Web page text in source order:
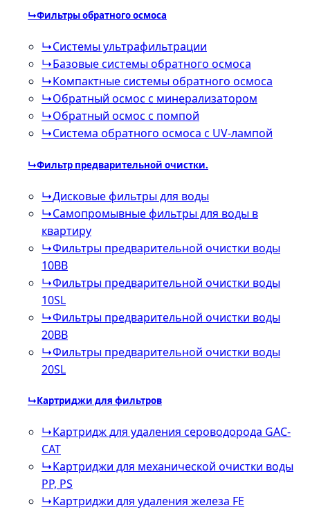
↳Фильтры обратного осмоса
↳Cистемы ультрафильтрации
↳Базовые системы обратного осмоса
↳Компактные системы обратного осмоса
↳Обратный осмос с минерализатором
↳Обратный осмос с помпой
↳Система обратного осмоса с UV-лампой
↳Фильтр предварительной очистки.
↳Дисковые фильтры для воды
↳Самопромывные фильтры для воды в
квартиру
↳Фильтры предварительной очистки воды
10BB
↳Фильтры предварительной очистки воды
10SL
↳Фильтры предварительной очистки воды
20BB
↳Фильтры предварительной очистки воды
20SL
↳Картриджи для фильтров
↳Картридж для удаления сероводорода GAC-
CAT
↳Картриджи для механической очистки воды
PP, PS
↳Картриджи для удаления железа FE